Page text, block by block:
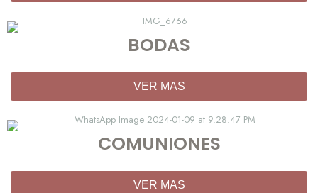
BODAS
VER MAS
COMUNIONES
VER MAS